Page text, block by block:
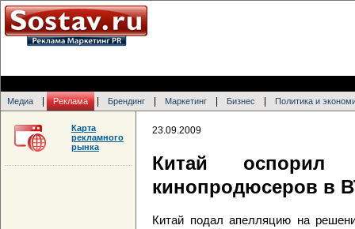
Медиа Реклама Брендинг Маркетинг Бизнес Политика и
23.09.2009
Китай оспорил
кинопродюсеров в
Китай подал апелляцию на
Карта
рекламного
рынка